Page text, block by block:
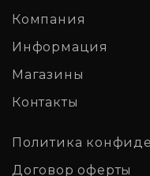
Компания
Информация
Магазины
Контакты
Политика
Договор оферты